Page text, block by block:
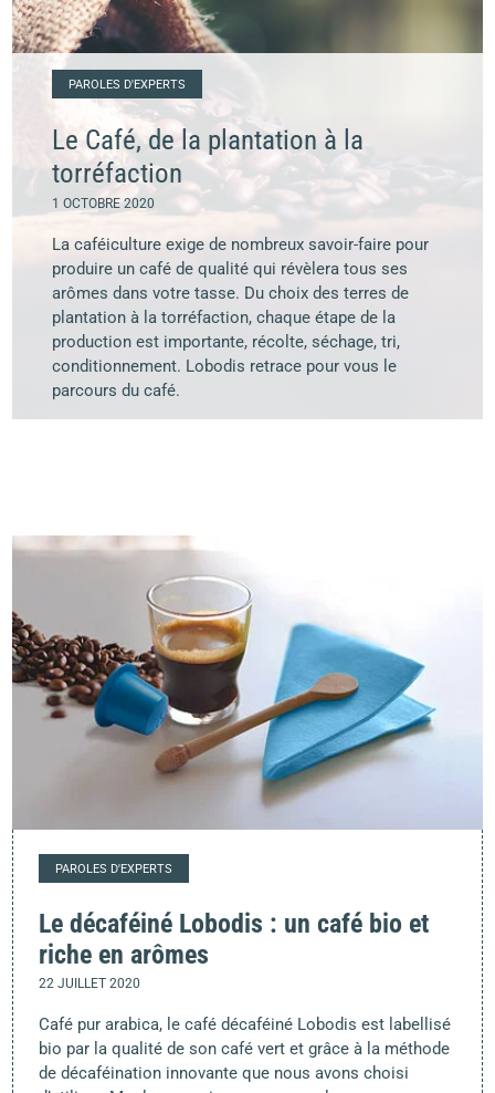
PAROLES D'EXPERTS
Le Café, de la plantation à la
torréfaction
1 OCTOBRE 2020
La caféiculture exige de nombreux savoir-faire pour
produire un café de qualité qui révèlera tous ses
arômes dans votre tasse. Du choix des terres de
plantation à la torréfaction, chaque étape de la
production est importante, récolte, séchage, tri,
conditionnement. Lobodis retrace pour vous le
parcours du café.
PAROLES D'EXPERTS
Le décaféiné Lobodis : un café bio et
riche en arômes
22 JUILLET 2020
Café pur arabica, le café décaféiné Lobodis est labellisé
bio par la qualité de son café vert et grâce à la méthode
de décaféination innovante que nous avons choisi